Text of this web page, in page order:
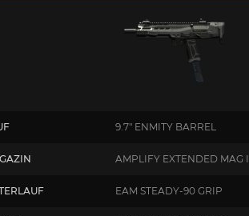
9.7" ENMITY BARREL
AMPLIFY EXTENDED MAG I
EAM STEADY-90 GRIP